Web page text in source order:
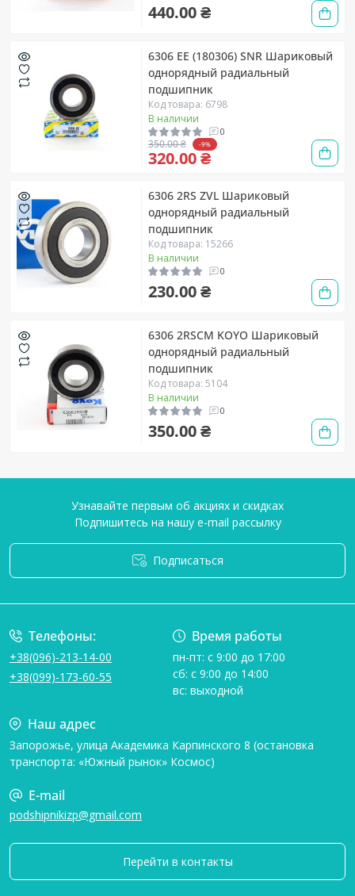
440.00 ₴
6306 EE (180306) SNR Шариковый
однорядный радиальный
подшипник
Код товара: 6798
В наличии
0
350.00 ₴ -9%
320.00 ₴
6306 2RS ZVL Шариковый
однорядный радиальный
подшипник
Код товара: 15266
В наличии
0
230.00 ₴
6306 2RSCM KOYO Шариковый
однорядный радиальный
подшипник
Код товара: 5104
В наличии
0
350.00 ₴
Узнавайте первым об акциях и скидках
Подпишитесь на нашу e-mail рассылку
Подписаться
Телефоны:
+38(096)-213-14-00
+38(099)-173-60-55
Время работы
пн-пт: с 9:00 до 17:00
сб: с 9:00 до 14:00
вс: выходной
Наш адрес
Запорожье, улица Академика Карпинского 8 (остановка
транспорта: «Южный рынок» Космос)
E-mail
podshipnikizp@gmail.com
Перейти в контакты